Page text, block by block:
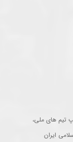
تیم های ملی،
ایران